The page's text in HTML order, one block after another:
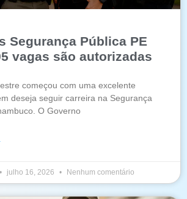
Segurança Pública PE
vagas são autorizadas
começou com uma excelente
deseja seguir carreira na Segurança
O Governo
julho 16, 2026 Nenhum comentário